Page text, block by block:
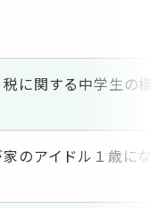
に関する中学生の標
のアイドル１歳にな